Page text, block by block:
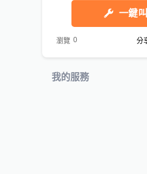
一鍵
瀏覽 0 分
我的服務